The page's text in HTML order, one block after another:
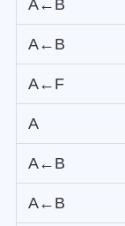
A←B
A←B
A←F
A
A←B
A←B